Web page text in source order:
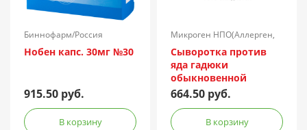
Биннофарм/Россия
Нобен капс. 30мг №30
915.50 руб.
В корзину
Микроген НПО(Аллерген,
г.Ставрополь)/Россия
Сыворотка против
яда гадюки
обыкновенной
лошадиная
очищенная
концентрированная
664.50 руб.
В корзину